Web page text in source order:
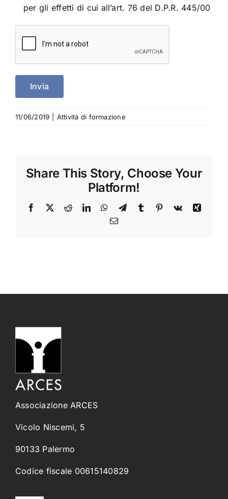
per gli effetti di cui all’art. 76 del D.P.R. 445/00
11/06/2019 Attività di formazione
Share This Story, Choose Your
Platform!
Facebook
X RedditLinkedInWhatsApp
TelegramTumblr Pinterest
Vk
Xing
Email
Associazione ARCES
Vicolo Niscemi, 5
90133 Palermo
Codice fiscale 00615140829